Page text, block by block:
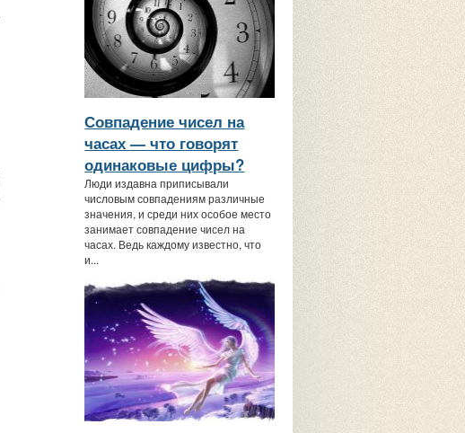
Совпадение чисел на
часах — что говорят
одинаковые цифры?
Люди издавна приписывали
числовым совпадениям различные
значения, и среди них особое место
занимает совпадение чисел на
часах. Ведь каждому известно, что
и...